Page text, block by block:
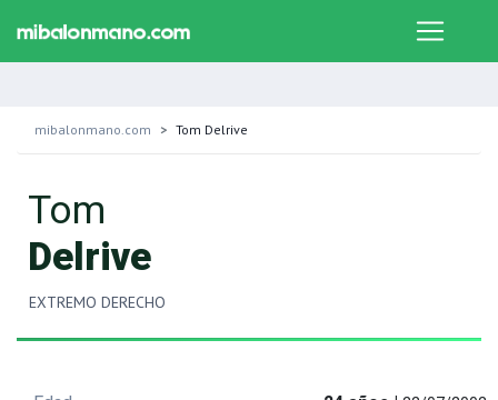
mibalonmano.com Tom Delrive
Tom
Delrive
EXTREMO DERECHO